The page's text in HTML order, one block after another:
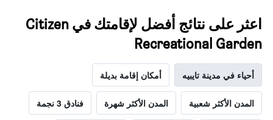
اعثر على نتائج أفضل لإقامتك في Citizen
Recreational Garden
أحياء في مدينة تايبيه أمكان إقامة بديلة
المدن الأكثر شعبية المدن الأكثر شهرة فنادق 3 نجمة